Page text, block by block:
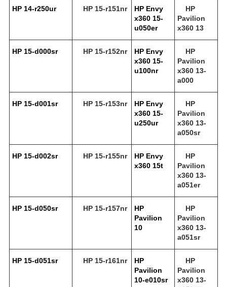
HP 14-r250ur HP 15-r151nr
HP Envy
x360 15-
u050er
HP
Pavilion
x360 13
HP 15-d000sr HP 15-r152nr
HP Envy
x360 15-
u100nr
HP
Pavilion
x360 13-
a000
HP 15-d001sr HP 15-r153nr
HP Envy
x360 15-
u250ur
HP
Pavilion
x360 13-
a050sr
HP 15-d002sr HP 15-r155nr
HP Envy
x360 15t
HP
Pavilion
x360 13-
a051er
HP 15-d050sr HP 15-r157nr
HP
Pavilion
10
HP
Pavilion
x360 13-
a051sr
HP 15-d051sr HP 15-r161nr
HP
Pavilion
10-e010sr
HP
Pavilion
x360 13-